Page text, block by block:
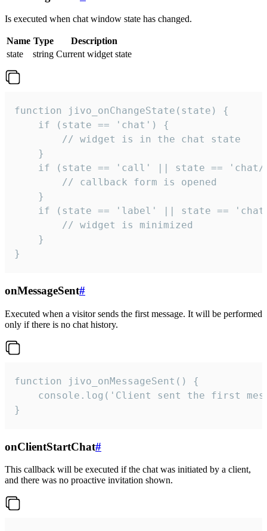
Is executed when chat window state has changed.
Name Type
Description
state
string Current widget state
function jivo_onChangeState(state) {
    if (state == 'chat') {
        // widget is in the chat state
    }
if (state == 'call' || state ==
        // callback form is opened
    }
if (state == 'label' || state ==
        // widget is minimized
    }
}
onMessageSent#
Executed when a visitor sends the first message. It will be performed
only if there is no chat history.
function jivo_onMessageSent() {
console.log('Client sent the first
}
onClientStartChat#
This callback will be executed if the chat was initiated by a client,
and there was no proactive invitation shown.